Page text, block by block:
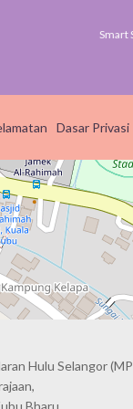
Smart
Dasar Privasi
Hulu Selangor
Bharu,